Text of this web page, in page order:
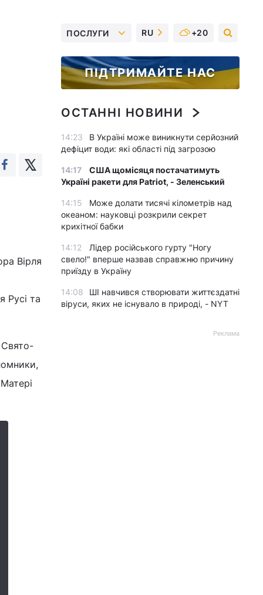
Вірля
Русі та
ПОСЛУГИ RU +20
ПІДТРИМАЙТЕ НАС
ОСТАННІ НОВИНИ
14:23
В Україні може виникнути серйозний
дефіцит води: які області під загрозою
14:17
США щомісяця постачатимуть
Україні ракети для Patriot, - Зеленський
14:15
Може долати тисячі кілометрів над
океаном: науковці розкрили секрет
крихітної бабки
14:12
Лідер російського гурту "Ногу
свело!" вперше назвав справжню причину
приїзду в Україну
14:08
ШІ навчився створювати життєздатні
віруси, яких не існувало в природі, - NYT
Реклама